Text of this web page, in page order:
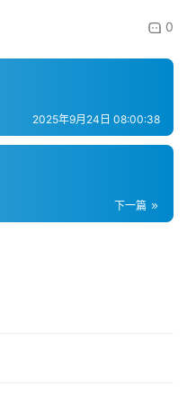
0
2025年9月24日 08:00:38
下一篇